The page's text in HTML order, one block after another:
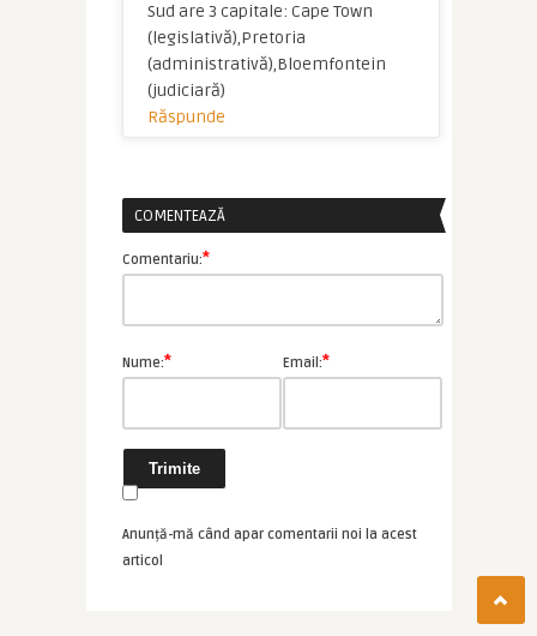
Sud are 3 capitale: Cape Town
(legislativă),Pretoria
(administrativă),Bloemfontein
(judiciară)
Răspunde
COMENTEAZĂ
Comentariu:*
Nume:* Email:*
Anunță-mă când apar comentarii noi la acest
articol